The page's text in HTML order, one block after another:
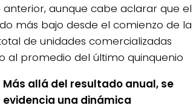
aunque cabe aclarar que el
más bajo desde el comienzo de la
de unidades comercializadas
al promedio del último quinquenio
Más allá del resultado anual, se
evidencia una dinámica